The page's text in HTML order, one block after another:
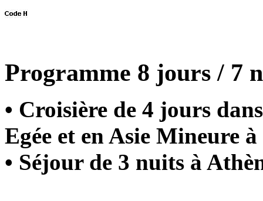
Programme 8 jours / 7
• Croisière de 4 jours
Egée et en Asie Mineure
• Séjour de 3 nuits à